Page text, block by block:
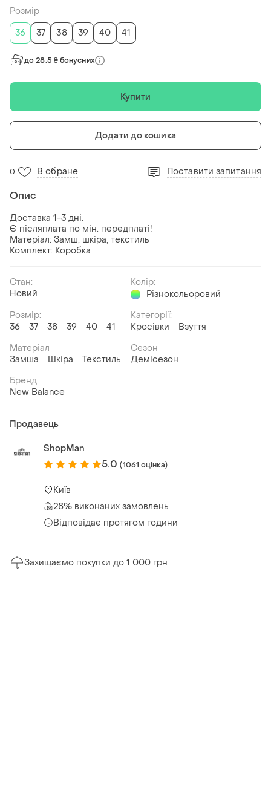
Розмір
36
37 38 39 40 41
до 28.5 ₴ бонусних
Купити
Додати до кошика
0 В обране Поставити запитання
Опис
Доставка 1-3 дні.
Є післяплата по мін. передплаті!
Матеріал: Замш, шкіра, текстиль
Комплект: Коробка
Стан:
Новий
Колір:
Різнокольоровий
Розмір:
36
37 38 39 40 41
Категорії:
Кросівки
Взуття
Матеріал
Замша
Шкіра Текстиль
Сезон
Демісезон
Бренд:
New Balance
Продавець
ShopMan
5.0 (1061 оцінка)
Київ
28% виконаних замовлень
Відповідає протягом години
Захищаємо покупки до 1 000 грн